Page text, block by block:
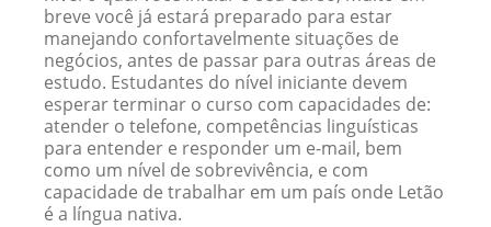
breve você já estará preparado para estar
manejando confortavelmente situações de
negócios, antes de passar para outras áreas de
estudo. Estudantes do nível iniciante devem
esperar terminar o curso com capacidades de:
atender o telefone, competências linguísticas
para entender e responder um e-mail, bem
como um nível de sobrevivência, e com
capacidade de trabalhar em um país onde Letão
é a língua nativa.